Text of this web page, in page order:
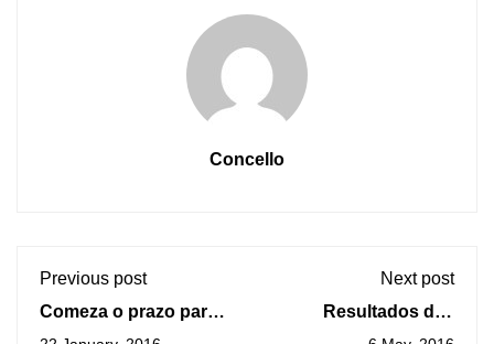
Concello
Previous post
Comeza o prazo para
anotarse no
Next post
Resultados das
probas de selección